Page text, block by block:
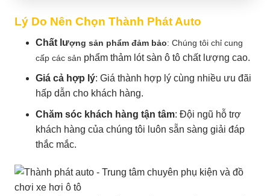
Lý Do Nên Chọn Thành Phát Auto
Chất lượng sản phẩm đảm bảo: Chúng tôi chỉ cung
cấp các sản phẩm thảm lót sàn ô tô chất lượng cao.
Giá cả hợp lý: Giá thành hợp lý cùng nhiều ưu đãi
hấp dẫn cho khách hàng.
Chăm sóc khách hàng tận tâm: Đội ngũ hỗ trợ
khách hàng của chúng tôi luôn sẵn sàng giải đáp
thắc mắc.